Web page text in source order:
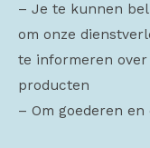
– Je te kunnen
om onze
te informeren
producten
– Om goederen